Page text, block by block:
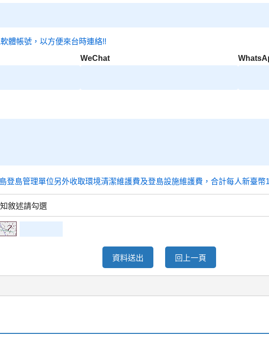
體帳號，以方便來台時連絡!!
WeChat
登島管理單位另外收取環境清潔維護費及登島設施維護費，合計每人新臺幣
敘述請勾選
資料送出 回上一頁